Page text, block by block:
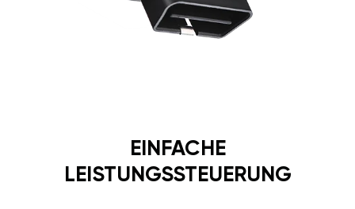
EINFACHE
LEISTUNGSSTEUERUNG